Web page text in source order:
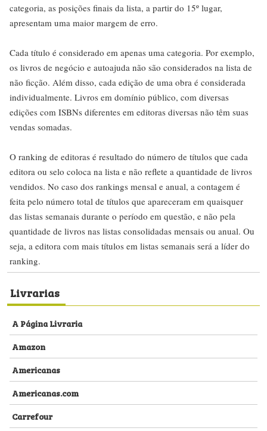
categoria, as posições finais da lista, a partir do 15º lugar,
apresentam uma maior margem de erro.
Cada título é considerado em apenas uma categoria. Por exemplo,
os livros de negócio e autoajuda não são considerados na lista de
não ficção. Além disso, cada edição de uma obra é considerada
individualmente. Livros em domínio público, com diversas
edições com ISBNs diferentes em editoras diversas não têm suas
vendas somadas.
O ranking de editoras é resultado do número de títulos que cada
editora ou selo coloca na lista e não reflete a quantidade de livros
vendidos. No caso dos rankings mensal e anual, a contagem é
feita pelo número total de títulos que apareceram em quaisquer
das listas semanais durante o período em questão, e não pela
quantidade de livros nas listas consolidadas mensais ou anual. Ou
seja, a editora com mais títulos em listas semanais será a líder do
ranking.
Livrarias
A Página Livraria
Amazon
Americanas
Americanas.com
Carrefour